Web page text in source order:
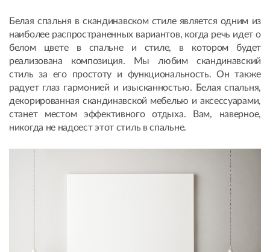
Белая спальня в скандинавском стиле является одним из
наиболее распространенных вариантов, когда речь идет о
белом цвете в спальне и стиле, в котором будет
реализована композиция. Мы любим скандинавский
стиль за его простоту и функциональность. Он также
радует глаз гармонией и изысканностью. Белая спальня,
декорированная скандинавской мебелью и аксессуарами,
станет местом эффективного отдыха. Вам, наверное,
никогда не надоест этот стиль в спальне.